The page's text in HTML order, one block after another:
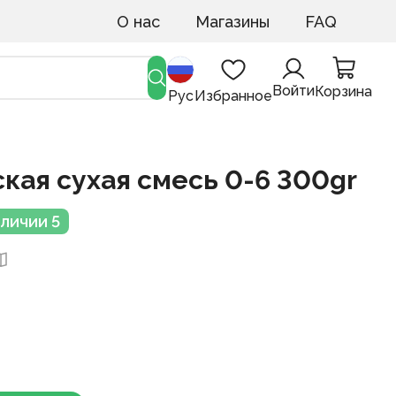
О нас Магазины FAQ
РусИзбранноеВойтиКорзина
сухая смесь 0-6 300gr
5